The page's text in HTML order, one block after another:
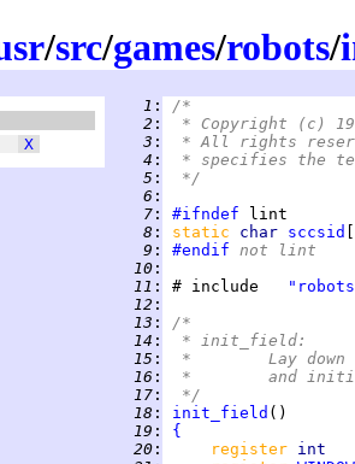
/src/games/robots/
X
   1
:
/*
   2
:
* Copyright (c)
   3
:
* All rights
   4
:
* specifies the
   5
:
*/
   6
:
   7
: #ifndef
   8
: static char sccsid
   9
: #endif not lint
  10
:
  11
: # include
  12
:
  13
:
/*
  14
:
* init_field:
  15
:
*	Lay
  16
:
*	and
  17
:
*/
  18
: init_field
  19
:
{
  20
: register